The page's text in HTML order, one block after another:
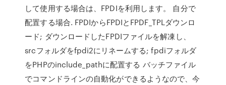
して使用する場合は、FPDIを利用します。 自分で
配置する場合. FPDIからFPDIとFPDF_TPLダウンロ
ード; ダウンロードしたFPDIファイルを解凍し、
srcフォルダをfpdi2にリネームする; fpdiフォルダ
をPHPのinclude_pathに配置する バッチファイル
でコマンドラインの自動化ができるようなので、今